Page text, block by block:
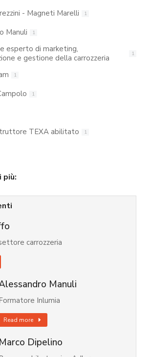
- Magneti Marelli 1
Manuli 1
esperto di marketing,
e gestione della carrozzeria
1
1
1
TEXA abilitato 1
più:
carrozzeria
Manuli
Inlumia
Read more
Marco Dipelino